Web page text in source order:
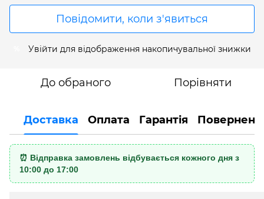
Повідомити, коли з'явиться
Увійти для відображення накопичувальної знижки
До обраного Порівняти
Доставка Оплата Гарантія
⏰ Відправка замовлень відбувається кожного дня з
10:00 до 17:00